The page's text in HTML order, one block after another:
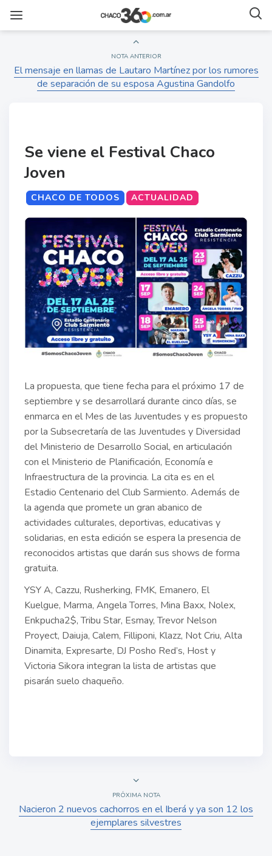
NOTA ANTERIOR
El mensaje en llamas de Lautaro Martínez por los rumores
de separación de su esposa Agustina Gandolfo
Se viene el Festival Chaco
Joven
CHACO DE TODOS ACTUALIDAD
La propuesta, que tiene fecha para el próximo 17 de
septiembre y se desarrollará durante cinco días, se
enmarca en el Mes de las Juventudes y es propuesto
por la Subsecretaría de las Juventudes y Diversidad
del Ministerio de Desarrollo Social, en articulación
con el Ministerio de Planificación, Economía e
Infraestructura de la provincia. La cita es en el
Estadio Centenario del Club Sarmiento. Además de
la agenda que promete un gran abanico de
actividades culturales, deportivas, educativas y
solidarias, en esta edición se espera la presencia de
reconocidos artistas que darán sus shows de forma
gratuita.
YSY A, Cazzu, Rusherking, FMK, Emanero, El
Kuelgue, Marma, Angela Torres, Mina Baxx, Nolex,
Enkpucha2$, Tribu Star, Esmay, Trevor Nelson
Proyect, Daiuja, Calem, Filliponi, Klazz, Not Criu, Alta
Dinamita, Expresarte, DJ Posho Red’s, Host y
Victoria Sikora integran la lista de artistas que
pisarán suelo chaqueño.
PRÓXIMA NOTA
Nacieron 2 nuevos cachorros en el Iberá y ya son 12 los
ejemplares silvestres